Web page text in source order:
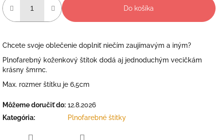
Do košíka
Chcete svoje oblečenie doplniť niečím zaujímavým a iným?
Plnofarebný koženkový štítok dodá aj jednoduchým vecičkám
krásny šmrnc.
Max. rozmer štítku je 6,5cm
Môžeme doručiť do: 12.8.2026
Kategória: Plnofarebné štítky